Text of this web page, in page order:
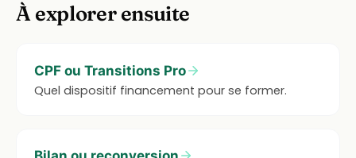
À explorer ensuite
CPF ou Transitions Pro
Quel dispositif financement pour se former.